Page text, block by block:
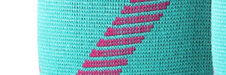
Свободные веса
Диски
Грифы
Гантели
Форма, бутсы,
наколенники, щитки